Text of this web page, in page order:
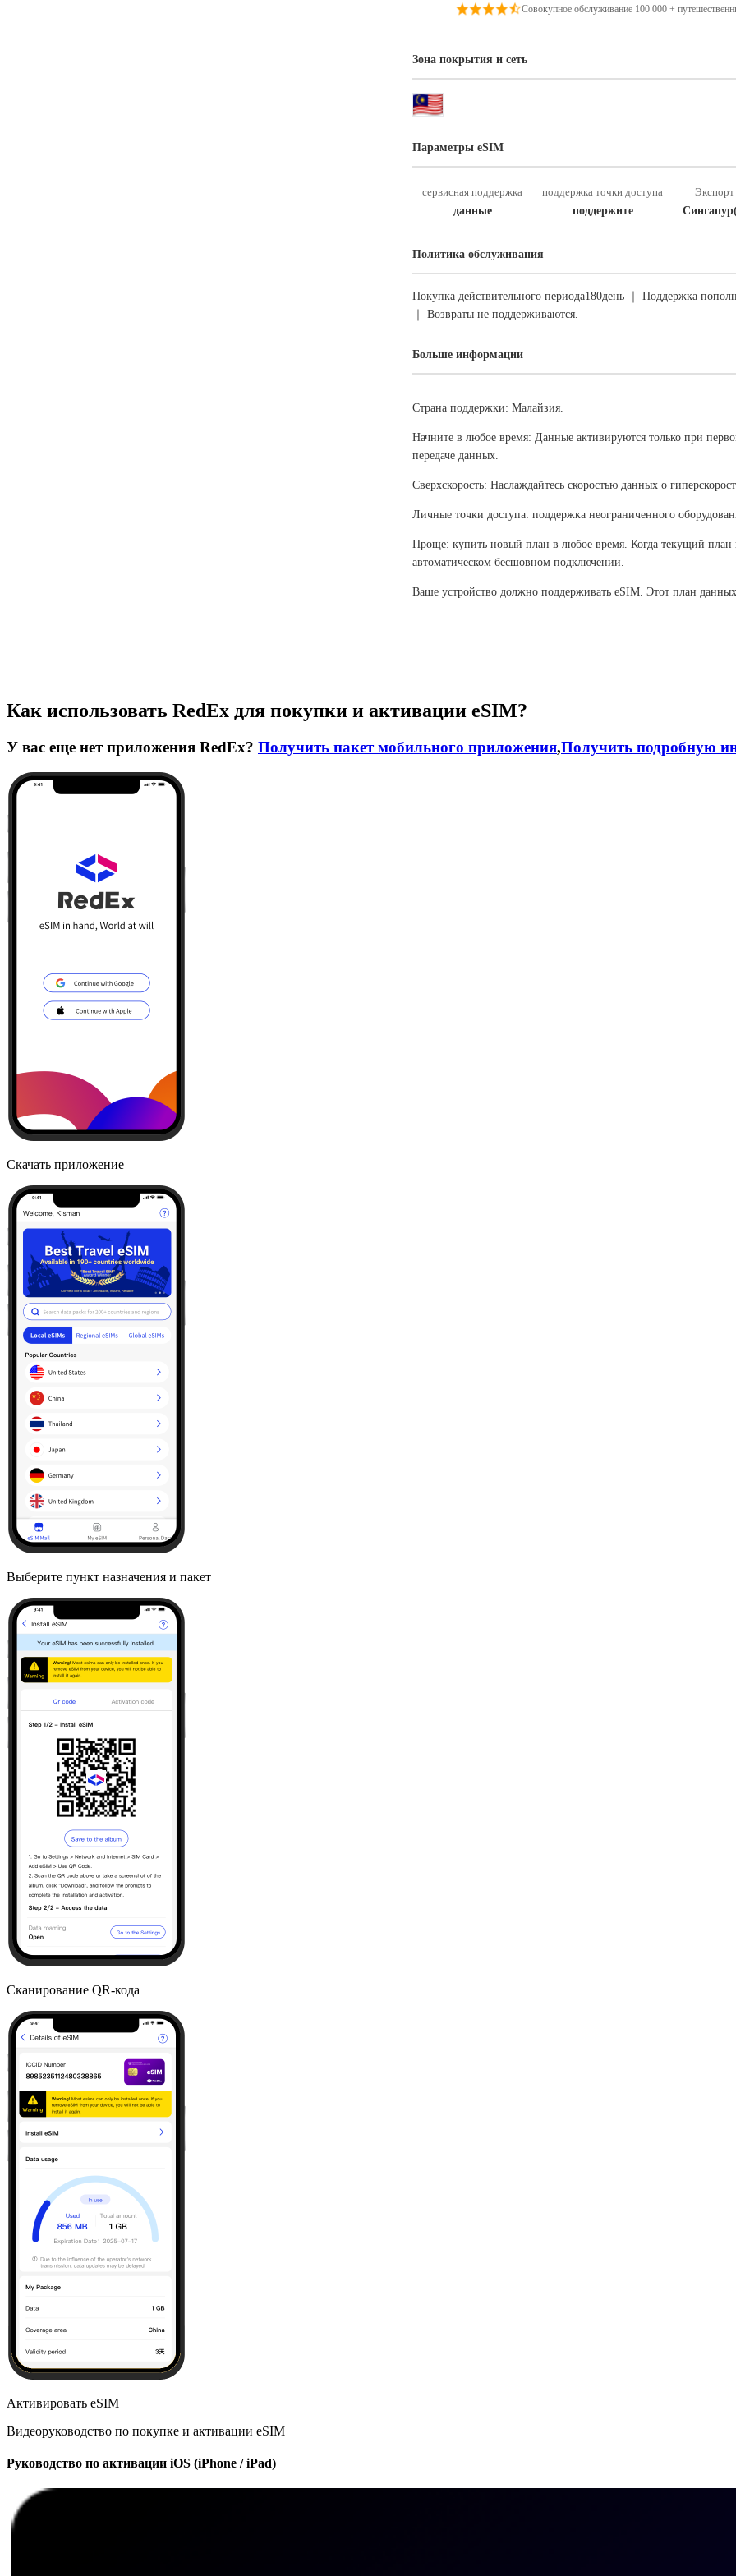
Совокупное обслуживание 100 000 +
Зона покрытия и сеть
Параметры eSIM
сервисная поддержка
данные
поддержка точки доступа
поддержите
Экспорт
Политика обслуживания
Покупка действительного периода180день ｜ Поддержка
｜ Возвраты не поддерживаются.
Больше информации
Страна поддержки: Малайзия.
Начните в любое время: Данные активируются только при
передаче данных.
Сверхскорость: Наслаждайтесь скоростью данных о
Личные точки доступа: поддержка неограниченного
Проще: купить новый план в любое время. Когда текущий план
автоматическом бесшовном подключении.
Ваше устройство должно поддерживать eSIM. Этот план
Как использовать RedEx для покупки и активации eSIM?
У вас еще нет приложения RedEx? Получить пакет мобильного приложения,Получить подробную
Скачать приложение
Выберите пункт назначения и пакет
Сканирование QR-кода
Активировать eSIM
Видеоруководство по покупке и активации eSIM
Руководство по активации iOS (iPhone / iPad)